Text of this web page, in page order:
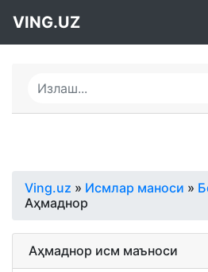
VING.UZ
Ving.uz » Исмлар маноси »
Аҳмаднор
Аҳмаднор исм маъноси